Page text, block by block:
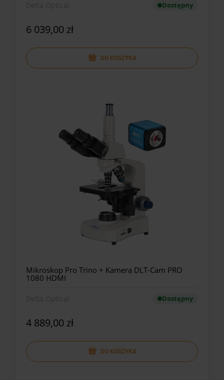
Dostępny
6 039,00 zł
DO KOSZYKA
Mikroskop Pro Trino + Kamera DLT-Cam PRO
1080 HDMI
Dostępny
4 889,00 zł
DO KOSZYKA